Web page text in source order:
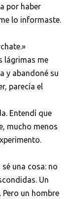
por haber
lo informaste.
lágrimas me
y abandoné su
parecía el
Entendí que
mucho menos
una cosa: no
Un
un hombre